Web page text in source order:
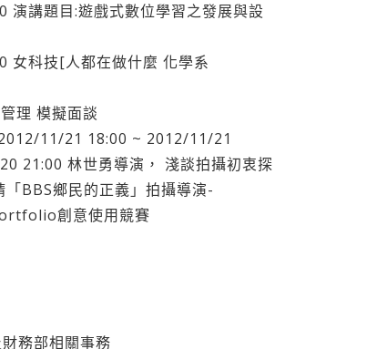
講題目:遊戲式數位學習之發展與設
科技[人都在做什麼 化學系
理 模擬面談
11/21 18:00 ~ 2012/11/21
21:00 林世勇導演， 淺談拍攝初衷探
BBS鄉民的正義」拍攝導演-
創意使用競賽
務部相關事務